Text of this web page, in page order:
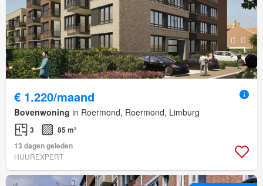
€ 1.220/maand
Bovenwoning in Roermond, Roermond, Limburg
3
85 m²
13 dagen geleden
HUUREXPERT